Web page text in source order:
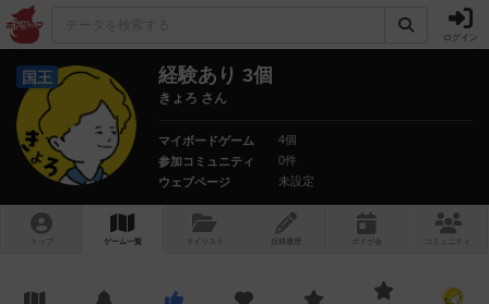
ログイン
国王 経験あり 3個
きょろ さん
マイボードゲーム
4個
参加コミュニティ
0件
ウェブページ
未設定
トップ ゲーム一覧 マイリスト 投稿履歴 ボ ドゲ コミュニティ